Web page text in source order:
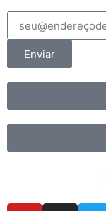
Enviar